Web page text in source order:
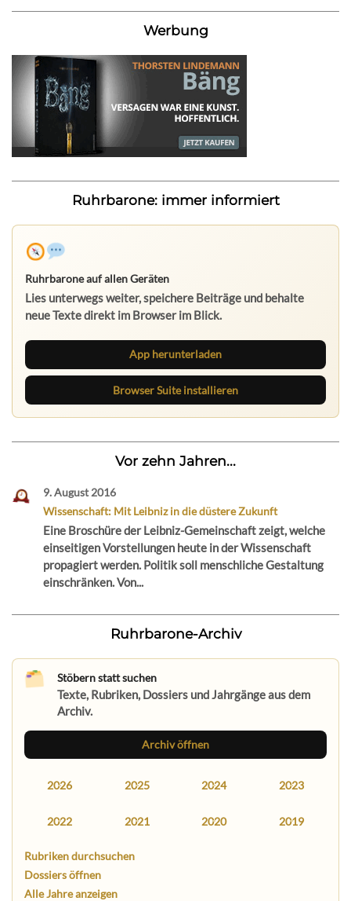
Werbung
Ruhrbarone: immer informiert
Ruhrbarone auf allen Geräten
Lies unterwegs weiter, speichere Beiträge und behalte
neue Texte direkt im Browser im Blick.
App herunterladen
Browser Suite installieren
Vor zehn Jahren...
9. August 2016
Wissenschaft: Mit Leibniz in die düstere Zukunft
Eine Broschüre der Leibniz-Gemeinschaft zeigt, welche
einseitigen Vorstellungen heute in der Wissenschaft
propagiert werden. Politik soll menschliche Gestaltung
einschränken. Von...
Ruhrbarone-Archiv
Stöbern statt suchen
Texte, Rubriken, Dossiers und Jahrgänge aus dem
Archiv.
Archiv öffnen
2026 2025 2024 2023
2022 2021 2020 2019
Rubriken durchsuchen
Dossiers öffnen
Alle Jahre anzeigen